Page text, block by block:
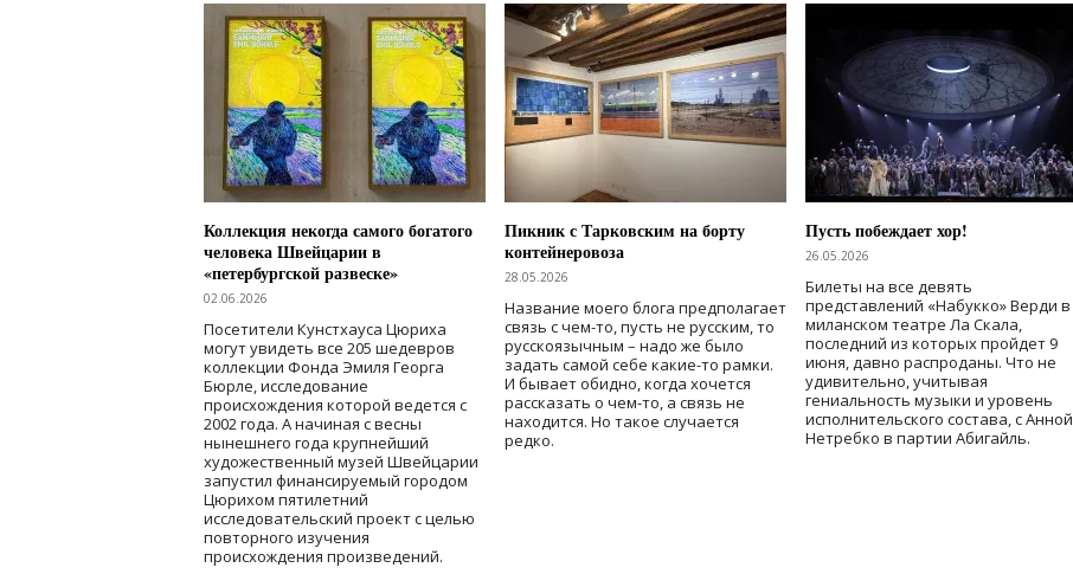
Коллекция некогда самого богатого
человека Швейцарии в
«петербургской развеске»
02.06.2026
Посетители Кунстхауса Цюриха
могут увидеть все 205 шедевров
коллекции Фонда Эмиля Георга
Бюрле, исследование
происхождения которой ведется с
2002 года. А начиная с весны
нынешнего года крупнейший
художественный музей Швейцарии
запустил финансируемый городом
Цюрихом пятилетний
исследовательский проект с целью
повторного изучения
происхождения произведений.
Пикник с Тарковским на борту
контейнеровоза
28.05.2026
Название моего блога предполагает
связь с чем-то, пусть не русским, то
русскоязычным – надо же было
задать самой себе какие-то рамки.
И бывает обидно, когда хочется
рассказать о чем-то, а связь не
находится. Но такое случается
редко.
Пусть побеждает хор!
26.05.2026
Билеты на все девять
представлений «Набукко» Верди в
миланском театре Ла Скала,
последний из которых пройдет 9
июня, давно распроданы. Что не
удивительно, учитывая
гениальность музыки и уровень
исполнительского состава, с Анной
Нетребко в партии Абигайль.